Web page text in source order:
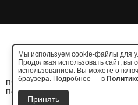
©2025. Все
Meta признана
Публичная оферта
Политика конфиденциальности
Мы используем cookie-файлы для
Продолжая использовать сайт, вы
использованием. Вы можете
браузера. Подробнее — в
Принять